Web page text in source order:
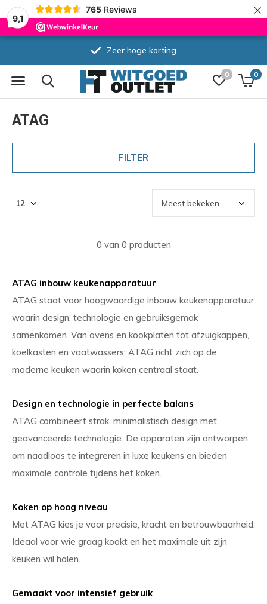
9,1
765 Reviews ×
0 0
Zeer hoge korting
ATAG
FILTER
0 van 0 producten
ATAG inbouw keukenapparatuur
ATAG staat voor hoogwaardige inbouw keukenapparatuur
waarin design, technologie en gebruiksgemak
samenkomen. Van ovens en kookplaten tot afzuigkappen,
koelkasten en vaatwassers: ATAG richt zich op de
moderne keuken waarin koken centraal staat.
Design en technologie in perfecte balans
ATAG combineert strak, minimalistisch design met
geavanceerde technologie. De apparaten zijn ontworpen
om naadloos te integreren in luxe keukens en bieden
maximale controle tijdens het koken.
Koken op hoog niveau
Met ATAG kies je voor precisie, kracht en betrouwbaarheid.
Ideaal voor wie graag kookt en het maximale uit zijn
keuken wil halen.
Gemaakt voor intensief gebruik